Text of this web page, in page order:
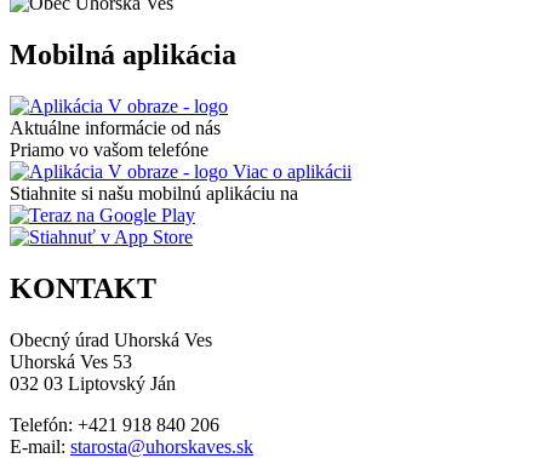
Mobilná aplikácia
Aktuálne informácie od nás
Priamo vo vašom telefóne
Viac o aplikácii
Stiahnite si našu mobilnú aplikáciu na
KONTAKT
Obecný úrad Uhorská Ves
Uhorská Ves 53
032 03 Liptovský Ján
Telefón: +421 918 840 206
E-mail: starosta@uhorskaves.sk